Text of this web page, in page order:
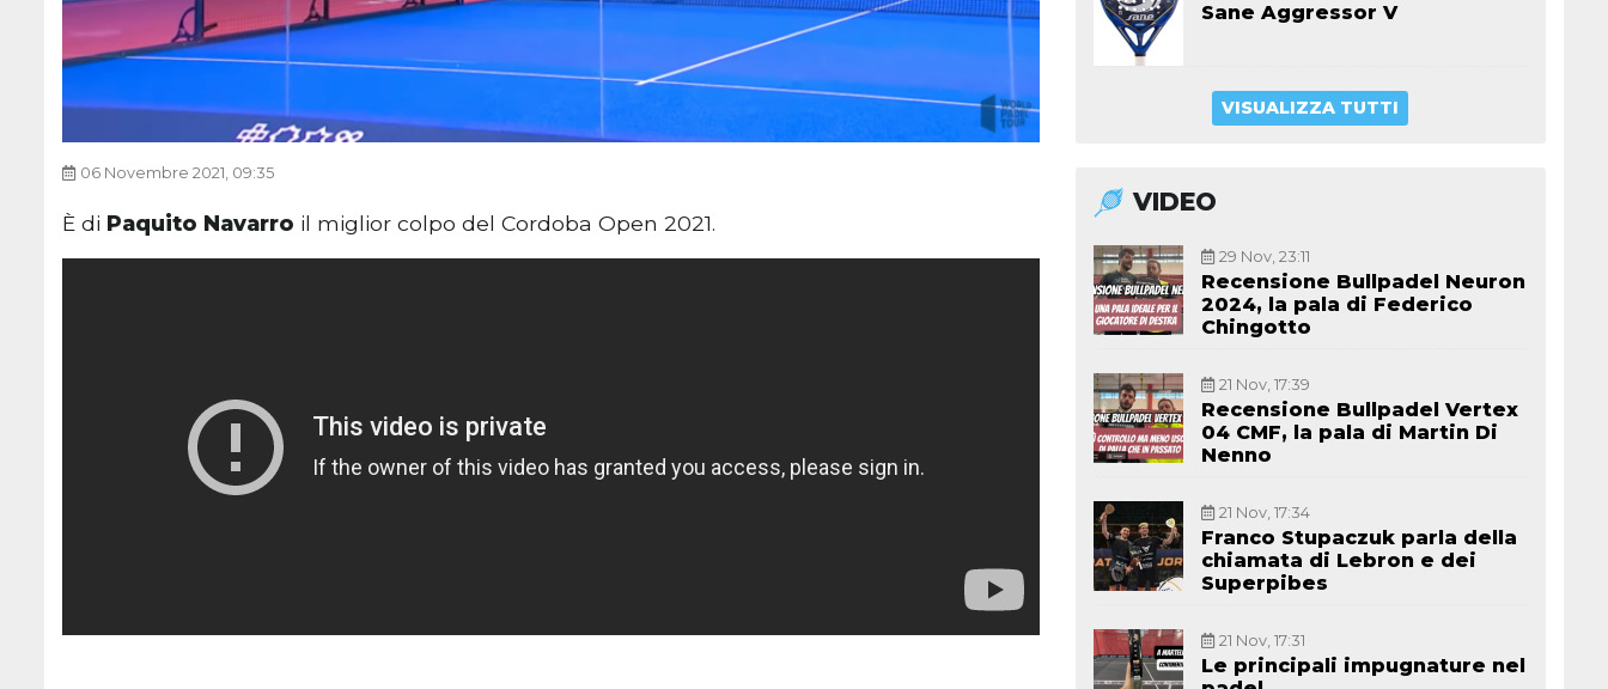
06 Novembre 2021, 09:35
È di Paquito Navarro il miglior colpo del Cordoba Open 2021.
Sane Aggressor V
VISUALIZZA TUTTI
VIDEO
29 Nov, 23:11
Recensione Bullpadel Neuron
2024, la pala di Federico
Chingotto
21 Nov, 17:39
Recensione Bullpadel Vertex
04 CMF, la pala di Martin Di
Nenno
21 Nov, 17:34
Franco Stupaczuk parla della
chiamata di Lebron e dei
Superpibes
21 Nov, 17:31
Le principali impugnature nel